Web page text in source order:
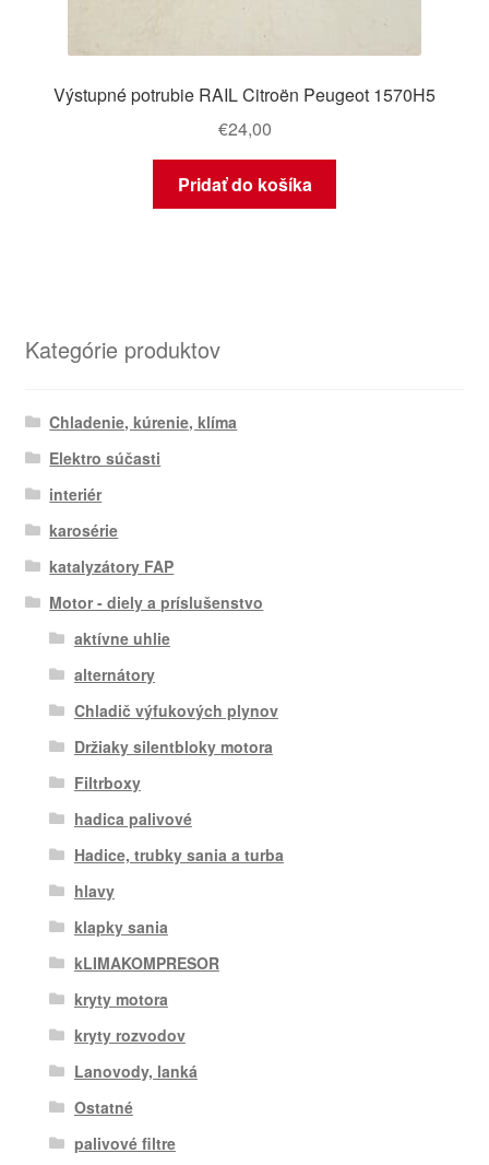
Výstupné potrubie RAIL Citroën Peugeot 1570H5
€24,00
Pridať do košíka
Kategórie produktov
Chladenie, kúrenie, klíma
Elektro súčasti
interiér
karosérie
katalyzátory FAP
Motor - diely a príslušenstvo
aktívne uhlie
alternátory
Chladič výfukových plynov
Držiaky silentbloky motora
Filtrboxy
hadica palivové
Hadice, trubky sania a turba
hlavy
klapky sania
kLIMAKOMPRESOR
kryty motora
kryty rozvodov
Lanovody, lanká
Ostatné
palivové filtre